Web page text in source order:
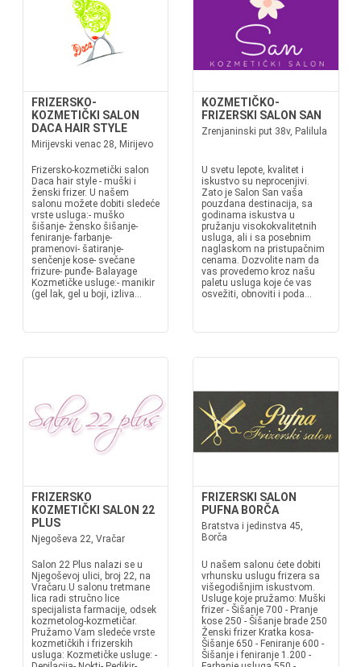
FRIZERSKO-
KOZMETIČKI SALON
DACA HAIR STYLE
Mirijevski venac 28, Mirijevo
Frizersko-kozmetički salon
Daca hair style - muški i
ženski frizer. U našem
salonu možete dobiti sledeće
vrste usluga:- muško
šišanje- žensko šišanje-
feniranje- farbanje-
pramenovi- šatiranje-
senčenje kose- svečane
frizure- punđe- Balayage
Kozmetičke usluge:- manikir
(gel lak, gel u boji, izliva...
KOZMETIČKO-
FRIZERSKI SALON SAN
Zrenjaninski put 38v, Palilula
U svetu lepote, kvalitet i
iskustvo su neprocenjivi.
Zato je Salon San vaša
pouzdana destinacija, sa
godinama iskustva u
pružanju visokokvalitetnih
usluga, ali i sa posebnim
naglaskom na pristupačnim
cenama. Dozvolite nam da
vas provedemo kroz našu
paletu usluga koje će vas
osvežiti, obnoviti i poda...
FRIZERSKO
KOZMETIČKI SALON 22
PLUS
Njegoševa 22, Vračar
Salon 22 Plus nalazi se u
Njegoševoj ulici, broj 22, na
Vračaru.U salonu tretmane
lica radi stručno lice
specijalista farmacije, odsek
kozmetolog-kozmetičar.
Pružamo Vam sledeće vrste
kozmetičkih i frizerskih
usluga: Kozmetičke usluge: -
FRIZERSKI SALON
PUFNA BORČA
Bratstva i jedinstva 45,
Borča
U našem salonu ćete dobiti
vrhunsku uslugu frizera sa
višegodišnjim iskustvom.
Usluge koje pružamo: Muški
frizer - Šišanje 700 - Pranje
kose 250 - Šišanje brade 250
Ženski frizer Kratka kosa-
Šišanje 650 - Feniranje 600 -
Šišanje i feniranje 1.200 -